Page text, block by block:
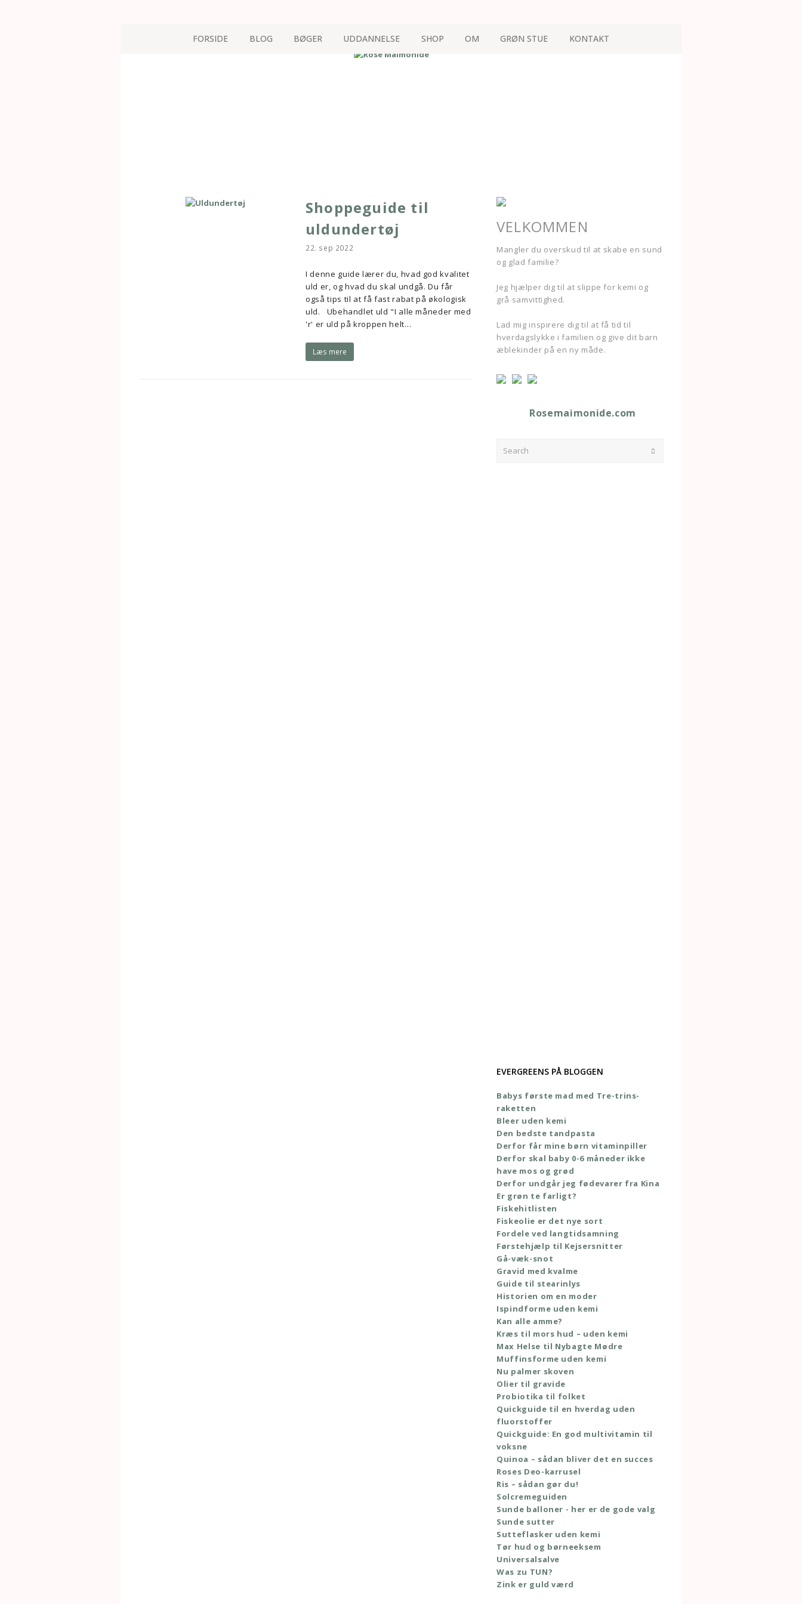
FORSIDE BLOG BØGER UDDANNELSE SHOP OM GRØN STUE KONTAKT
Shoppeguide til
uldundertøj
22. sep 2022
I denne guide lærer du, hvad god kvalitet
uld er, og hvad du skal undgå. Du får
også tips til at få fast rabat på økologisk
uld. Ubehandlet uld "I alle måneder med
'r' er uld på kroppen helt…
Læs mere
VELKOMMEN
Mangler du overskud til at skabe en sund
og glad familie?
Jeg hjælper dig til at slippe for kemi og
grå samvittighed.
Lad mig inspirere dig til at få tid til
hverdagslykke i familien og give dit barn
æblekinder på en ny måde.
Rosemaimonide.com
EVERGREENS PÅ BLOGGEN
Babys første mad med Tre-trins-
raketten
Bleer uden kemi
Den bedste tandpasta
Derfor får mine børn vitaminpiller
Derfor skal baby 0-6 måneder ikke
have mos og grød
Derfor undgår jeg fødevarer fra Kina
Er grøn te farligt?
Fiskehitlisten
Fiskeolie er det nye sort
Fordele ved langtidsamning
Førstehjælp til Kejsersnitter
Gå-væk-snot
Gravid med kvalme
Guide til stearinlys
Historien om en moder
Ispindforme uden kemi
Kan alle amme?
Kræs til mors hud – uden kemi
Max Helse til Nybagte Mødre
Muffinsforme uden kemi
Nu palmer skoven
Olier til gravide
Probiotika til folket
Quickguide til en hverdag uden
fluorstoffer
Quickguide: En god multivitamin til
voksne
Quinoa – sådan bliver det en succes
Roses Deo-karrusel
Ris – sådan gør du!
Solcremeguiden
Sunde balloner - her er de gode valg
Sunde sutter
Sutteflasker uden kemi
Tør hud og børneeksem
Universalsalve
Was zu TUN?
Zink er guld værd